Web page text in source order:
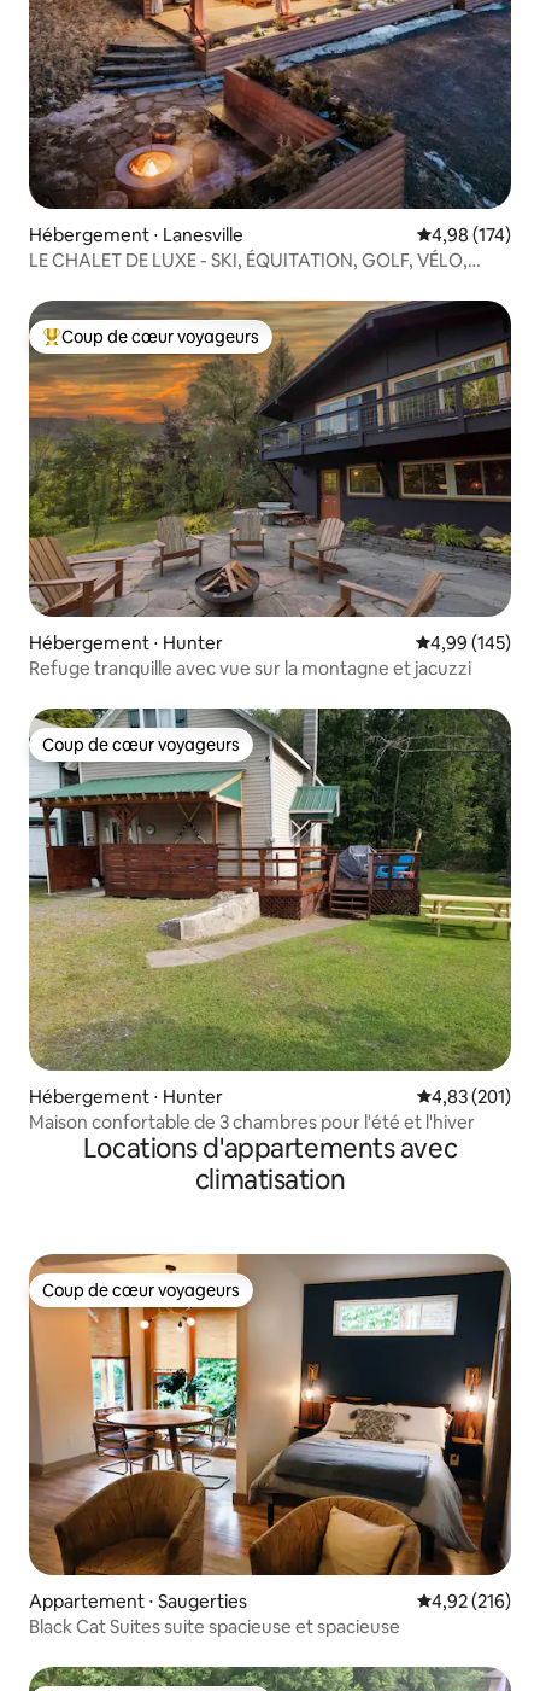
Hébergement ⋅ Lanesville Évaluation
4,98 (174)
LE CHALET DE LUXE - SKI, ÉQUITATION, GOLF, VÉLO,
Coups de cœur voyageurs les plus appréciés
Coup de cœur voyageurs
Hébergement ⋅ Hunter Évaluation
4,99 (145)
Refuge tranquille avec vue sur la montagne et jacuzzi
Coup de cœur voyageurs
Coup de cœur voyageurs
Hébergement ⋅ Hunter Évaluation
4,83 (201)
Maison confortable de 3 chambres pour l'été et l'hiver
Locations d'appartements avec
climatisation
Coup de cœur voyageurs
Coup de cœur voyageurs
Appartement ⋅ Saugerties Évaluation
4,92 (216)
Black Cat Suites suite spacieuse et spacieuse